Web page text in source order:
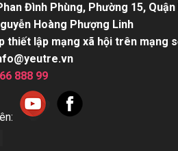
Đình Phùng, Phường 15,
Hoàng Phượng Linh
thiết lập mạng xã hội trên mạng
888 99